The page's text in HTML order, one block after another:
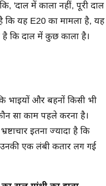
'दाल में काला नहीं, पूरी दाल
है कि यह E20 का मामला है, यह
है कि दाल में कुछ काला है।
भाइयों और बहनों किसी भी
सा काम पहले करना है।
इतना ज्यादा है कि
एक लंबी कतार लग गई